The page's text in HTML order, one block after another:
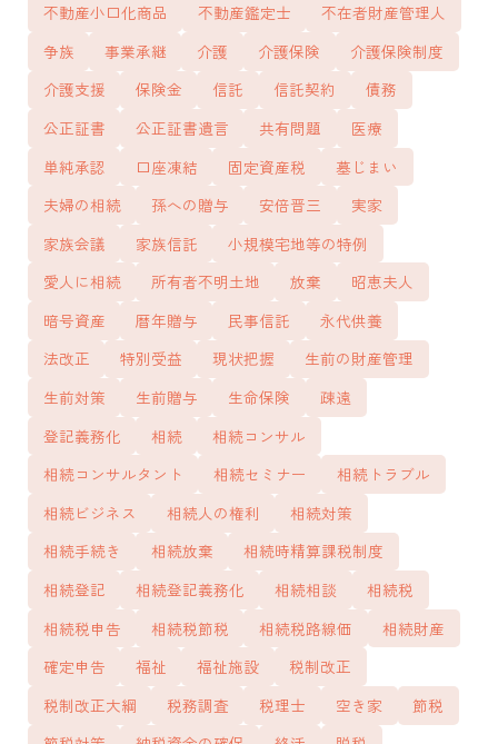
不動産小口化商品
不動産鑑定士
不在者財産管理人
争族
事業承継 介護 介護保険
介護保険制度
介護支援
保険金 信託 信託契約
債務
公正証書
公正証書遺言 共有問題
医療
単純承認
口座凍結 固定資産税
墓じまい
夫婦の相続
孫への贈与 安倍晋三
実家
家族会議
家族信託
小規模宅地等の特例
愛人に相続
所有者不明土地 放棄
昭恵夫人
暗号資産
暦年贈与 民事信託
永代供養
法改正
特別受益 現状把握
生前の財産管理
生前対策
生前贈与 生命保険
疎遠
登記義務化
相続
相続コンサル
相続コンサルタント
相続セミナー
相続トラブル
相続ビジネス
相続人の権利
相続対策
相続手続き
相続放棄
相続時精算課税制度
相続登記
相続登記義務化 相続相談
相続税
相続税申告
相続税節税 相続税路線価
相続財産
確定申告
福祉 福祉施設
税制改正
税制改正大綱
税務調査 税理士 空き家
節税